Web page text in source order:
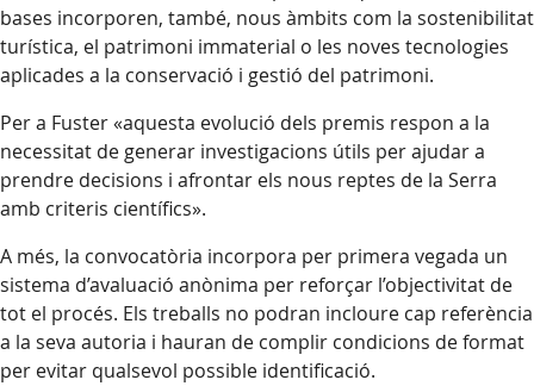
bases incorporen, també, nous àmbits com la sostenibilitat
turística, el patrimoni immaterial o les noves tecnologies
aplicades a la conservació i gestió del patrimoni.
Per a Fuster «aquesta evolució dels premis respon a la
necessitat de generar investigacions útils per ajudar a
prendre decisions i afrontar els nous reptes de la Serra
amb criteris científics».
A més, la convocatòria incorpora per primera vegada un
sistema d’avaluació anònima per reforçar l’objectivitat de
tot el procés. Els treballs no podran incloure cap referència
a la seva autoria i hauran de complir condicions de format
per evitar qualsevol possible identificació.